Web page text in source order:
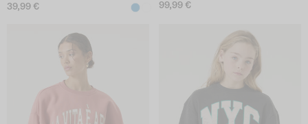
39,99 € 99,99 €